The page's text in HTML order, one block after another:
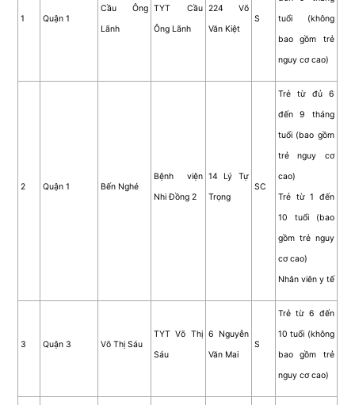
1 Quận 1
Cầu Ông
Lãnh
TYT Cầu
Ông Lãnh
224 Võ
Văn Kiệt
S
tuổi (không
bao gồm trẻ
nguy cơ cao)
2 Quận 1 Bến Nghé
Bệnh viện
Nhi Đồng 2
14 Lý Tự
Trọng
SC
Trẻ từ đủ 6
đến 9 tháng
tuổi (bao gồm
trẻ nguy cơ
cao)
Trẻ từ 1 đến
10 tuổi (bao
gồm trẻ nguy
cơ cao)
Nhân viên y tế
3 Quận 3 Võ Thị Sáu
TYT Võ Thị
Sáu
6 Nguyễn
Văn Mai
S
Trẻ từ 6 đến
10 tuổi (không
bao gồm trẻ
nguy cơ cao)